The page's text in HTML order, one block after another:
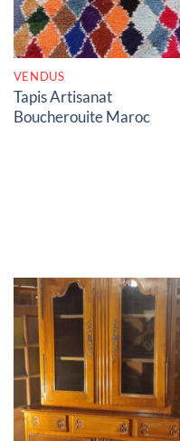
VENDUS
Tapis Artisanat
Boucherouite Maroc
RUPTURE DE STOCK